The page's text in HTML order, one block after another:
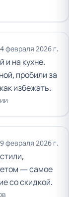
февраля 2026 г.
и на кухне.
пробили за
избежать.
февраля 2026 г.
— самое
со скидкой.